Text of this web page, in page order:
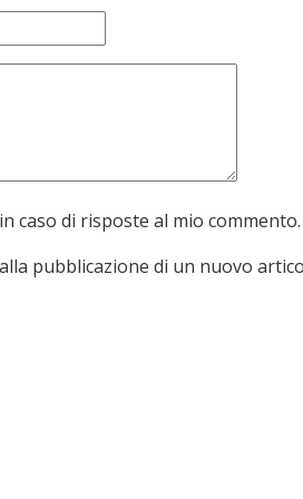
caso di risposte al mio commento.
pubblicazione di un nuovo